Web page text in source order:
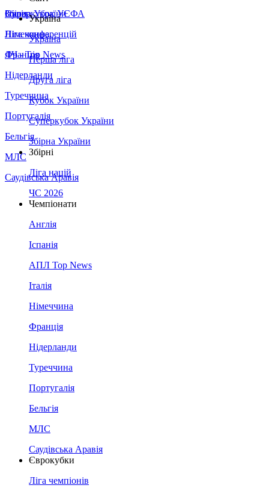
Збірна України
Італія
Німеччина
Франція
Нідерланди
Туреччина
Португалія
Бельгія
МЛС
Саудівська Аравія
Суперкубок УЄФА
Ліга конференцій
ЛЧ - Top News
Україна
Україна
Перша ліга
Друга ліга
Кубок України
Суперкубок України
Збірна України
Збірні
Ліга націй
ЧС 2026
Чемпіонати
Англія
Іспанія
АПЛ Top News
Італія
Німеччина
Франція
Нідерланди
Туреччина
Португалія
Бельгія
МЛС
Саудівська Аравія
Єврокубки
Ліга чемпіонів